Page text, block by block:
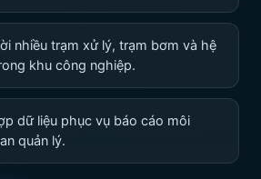
nhiều trạm xử lý, trạm bơm và hệ
khu công nghiệp.
dữ liệu phục vụ báo cáo môi
quản lý.